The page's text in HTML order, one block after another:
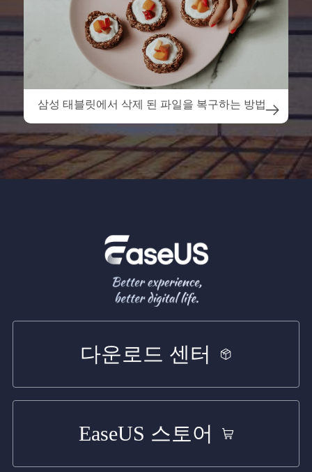
삼성 태블릿에서 삭제 된 파일을 복구하는 방법
다운로드 센터
EaseUS 스토어